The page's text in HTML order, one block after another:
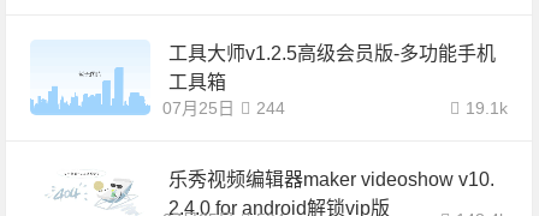
工具大师v1.2.5高级会员版-多功能手机
工具箱
07月25日 19.1k
244
乐秀视频编辑器maker videoshow v10.
2.4.0 for android解锁vip版